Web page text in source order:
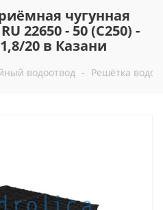
чугунная
22650 - 50 (C250) -
20 в Казани
водоотвод - Решётка